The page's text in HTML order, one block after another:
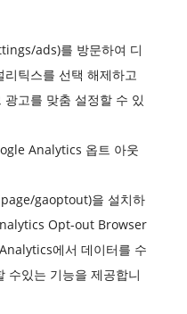
ads)를 방문하여 디
틱스를 선택 해제하고
고를 맞춤 설정할 수 있
Analytics 옵트 아웃
gaoptout)을 설치하
Opt-out Browser
에서 데이터를 수
수있는 기능을 제공합니